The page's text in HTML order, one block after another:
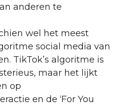
anderen te
wel het meest
social media van
TikTok’s algoritme is
maar het lijkt
op
en de ‘For You